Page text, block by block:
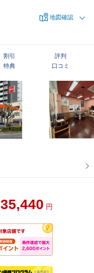
地図確認
割引
特典
評判
口コミ
35,440 円